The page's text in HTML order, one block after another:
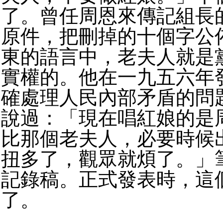
了。曾任周恩來傳記組長
原件，把刪掉的十個字公
東的語言中，老夫人就是
實權的。他在一九五六年
確處理人民內部矛盾的問
說過：「現在唱紅娘的是
比那個老夫人，必要時候
扭多了，觀眾就煩了。」
記錄稿。正式發表時，這
了。